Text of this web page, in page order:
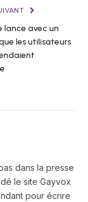
lance avec un
les utilisateurs
dans la presse
le site Gayvox
pour écrire